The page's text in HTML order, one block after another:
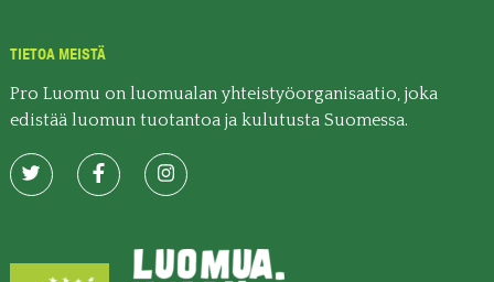
TIETOA MEISTÄ
Pro Luomu on luomualan yhteistyöorganisaatio, joka
edistää luomun tuotantoa ja kulutusta Suomessa.